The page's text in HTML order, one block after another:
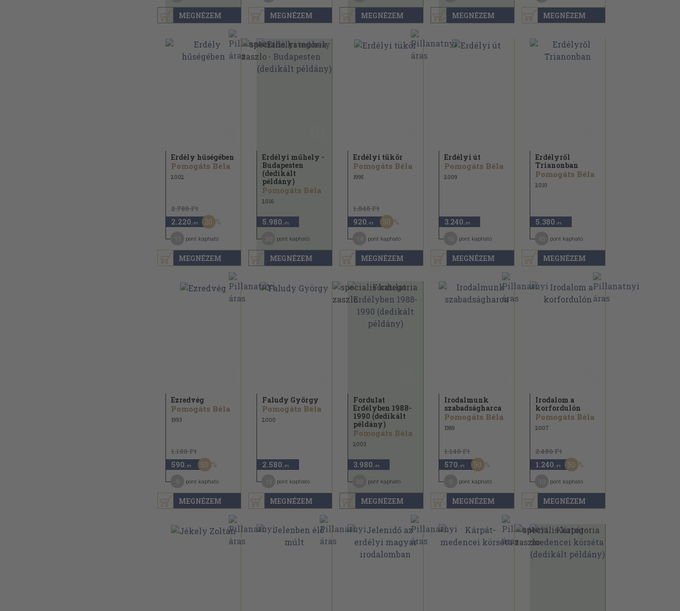
MEGNÉZEM MEGNÉZEM MEGNÉZEM MEGNÉZEM MEGNÉZEM
MEGNÉZEM
Erdély hűségében
Pomogáts Béla
2002
2.780 Ft
2.220 ,-Ft 20
pont kapható
MEGNÉZEM
Erdélyi műhely -
Budapesten
(dedikált
példány)
Pomogáts Béla
2016
5.980 ,-Ft
pont kapható
MEGNÉZEM
Erdélyi tükör
Pomogáts Béla
1995
1.840 Ft
920 ,-Ft 50
pont kapható
MEGNÉZEM
Erdélyi út
Pomogáts Béla
2009
3.240 ,-Ft
pont kapható
MEGNÉZEM
Erdélyről
Trianonban
Pomogáts Béla
2010
5.380 ,-Ft
pont kapható
MEGNÉZEM
Ezredvég
Pomogáts Béla
1993
1.180 Ft
590 ,-Ft 50
pont kapható
MEGNÉZEM
Faludy György
Pomogáts Béla
2000
2.580 ,-Ft
pont kapható
MEGNÉZEM
Fordulat
Erdélyben 1988-
1990 (dedikált
példány)
Pomogáts Béla
2003
3.980 ,-Ft
pont kapható
MEGNÉZEM
Irodalmunk
szabadságharca
Pomogáts Béla
1989
1.140 Ft
570 ,-Ft 50
pont kapható
MEGNÉZEM
Irodalom a
korfordulón
Pomogáts Béla
2007
2.480 Ft
1.240 ,-Ft 50
pont kapható